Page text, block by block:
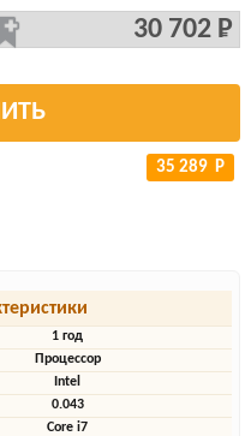
30 702 Р
35 289 Р
1 год
Процессор
Intel
0.043
Core i7